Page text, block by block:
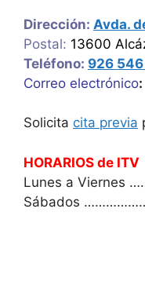
Dirección: Avda.
Postal: 13600
Teléfono: 926
Correo electrónico:
Solicita cita previa
HORARIOS de ITV
Lunes a Viernes
Sábados